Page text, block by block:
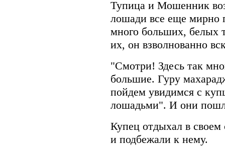
Тупица и Мошенник
лошади все еще мирно
много больших, белых
их, он взволнованно
"Смотри! Здесь так
большие. Гуру
пойдем увидимся с
лошадьми". И они
Купец отдыхал в своем
и подбежали к нему.